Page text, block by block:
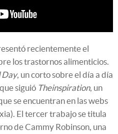
recientemente el
los trastornos alimenticios.
Day, un corto sobre el día a día
siguió Theinspiration, un
se encuentran en las webs
El tercer trabajo se titula
de Cammy Robinson, una